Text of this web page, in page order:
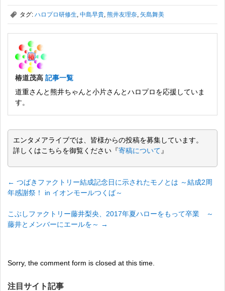
, タグ: ハロプロ研修生 中島早貴 熊井友理奈 矢島舞美
椿道茂高 記事一覧
道重さんと熊井ちゃんと小片さんとハロプロを応援していま
す。
エンタメアライブでは、皆様からの投稿を募集しています。
詳しくはこちらを御覧ください『寄稿について 』
← つばきファクトリー結成記念日に示されたモノとは ～結成2周
年感謝祭！ in イオンモールつくば～
こぶしファクトリー藤井梨央、2017年夏ハローをもって卒業 ～
藤井とメンバーにエールを～ →
Sorry, the comment form is closed at this time.
注目サイト記事